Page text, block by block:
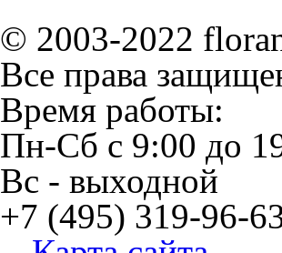
© 2003-2022
Все права
Время работы:
Пн-Сб с 9:00 до
Вс - выходной
+7 (495) 319-96-